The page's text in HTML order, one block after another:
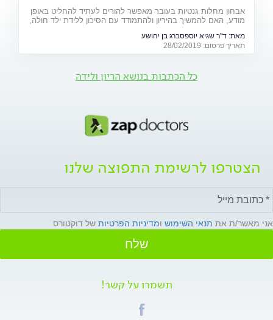
אבחון מחלות גנטיות בעובר מאפשר להורים לעתיד להחליט באופן
מודע, האם להמשיך בהיריון ולהתמודד עם הסיכון ללידת ילד חולה,
(28.2)מאת: ד"ר שגיא יוספסברג בן יהושע
תאריך פרסום: 28/02/2019
כל הכתבות בנושא הריון ולידה
הצטרפו לרשימת התפוצה שלנו
אני מאשר/ת את תנאי השימוש ומדיניות הפרטיות של דוקטורס
שלח
תשמרו על קשר!